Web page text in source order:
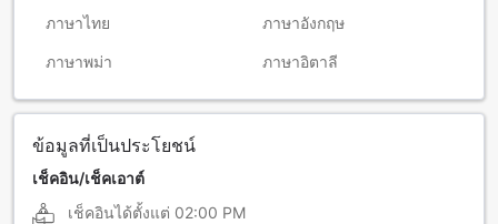
ภาษาไทย ภาษาอังกฤษ
ภาษาพม่า ภาษาอิตาลี
ข้อมูลที่เป็นประโยชน์
เช็คอิน/เช็คเอาต์
เช็คอินได้ตั้งแต่ 02:00 PM